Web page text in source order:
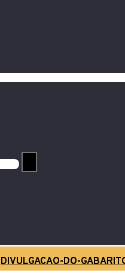
DIVULGACAO-DO-